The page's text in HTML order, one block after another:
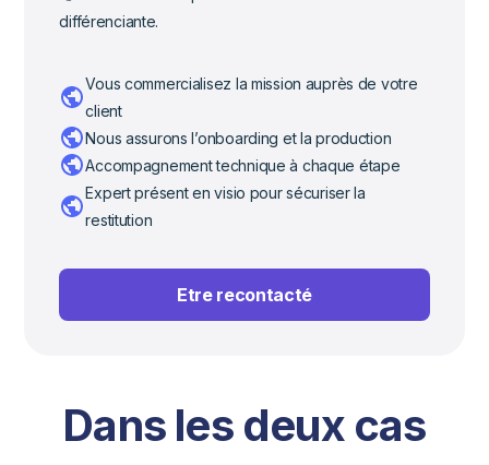
différenciante.
Vous commercialisez la mission auprès de votre
client
Nous assurons l’onboarding et la production
Accompagnement technique à chaque étape
Expert présent en visio pour sécuriser la
restitution
Etre recontacté
Dans les deux cas